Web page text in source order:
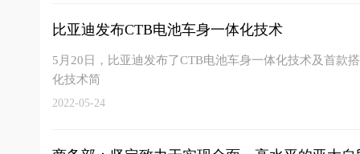
比亚迪发布CTB电池车身一体化技术
5月20日，比亚迪发布了CTB电池车身一体化技术及首款
化技术简
2022-05-24